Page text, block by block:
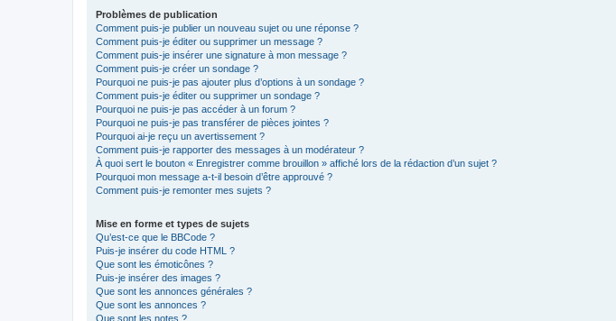
Problèmes de publication
Comment puis-je publier un nouveau sujet ou une réponse ?
Comment puis-je éditer ou supprimer un message ?
Comment puis-je insérer une signature à mon message ?
Comment puis-je créer un sondage ?
Pourquoi ne puis-je pas ajouter plus d’options à un sondage ?
Comment puis-je éditer ou supprimer un sondage ?
Pourquoi ne puis-je pas accéder à un forum ?
Pourquoi ne puis-je pas transférer de pièces jointes ?
Pourquoi ai-je reçu un avertissement ?
Comment puis-je rapporter des messages à un modérateur ?
À quoi sert le bouton « Enregistrer comme brouillon » affiché lors de la rédaction d’un sujet ?
Pourquoi mon message a-t-il besoin d’être approuvé ?
Comment puis-je remonter mes sujets ?
Mise en forme et types de sujets
Qu’est-ce que le BBCode ?
Puis-je insérer du code HTML ?
Que sont les émoticônes ?
Puis-je insérer des images ?
Que sont les annonces générales ?
Que sont les annonces ?
Que sont les notes ?